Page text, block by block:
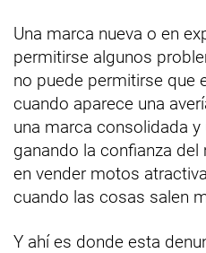
Una marca nueva o en
permitirse algunos
no puede permitirse que
cuando aparece una
una marca consolidada
ganando la confianza
en vender motos
cuando las cosas salen
Y ahí es donde esta